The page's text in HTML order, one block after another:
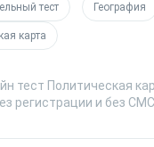
тест География
карта
тест Политическая
регистрации и без СМС